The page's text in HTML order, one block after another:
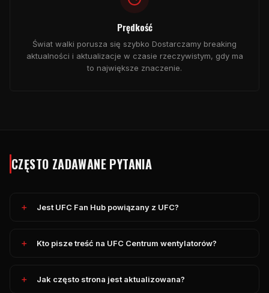
Prędkość
Świat walki porusza się szybko Dostarczamy breaking
aktualności i aktualizacje w czasie rzeczywistym, gdy ma
to największe znaczenie.
CZĘSTO ZADAWANE PYTANIA
Jest UFC Fan Hub powiązany z UFC?
Kto pisze treść na UFC Centrum wentylatorów?
Jak często strona jest aktualizowana?